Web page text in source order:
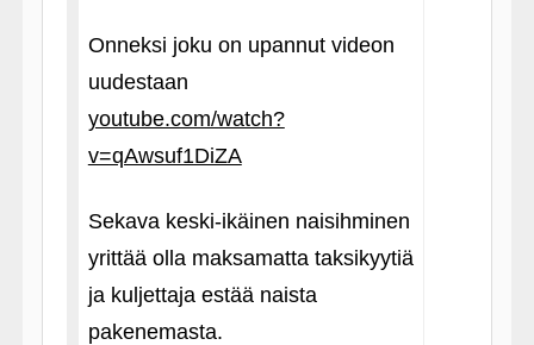
Onneksi joku on upannut videon
uudestaan
youtube.com/watch?
v=qAwsuf1DiZA
Sekava keski-ikäinen naisihminen
yrittää olla maksamatta taksikyytiä
ja kuljettaja estää naista
pakenemasta.